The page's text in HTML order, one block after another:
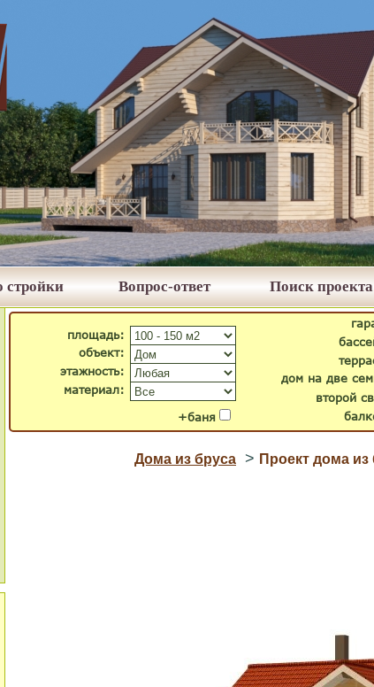
стройки Вопрос-ответ Поиск проекта
второй
дом на две
+баня
объект:
материал:
площадь:
этажность:
Дома из бруса > Проект дома